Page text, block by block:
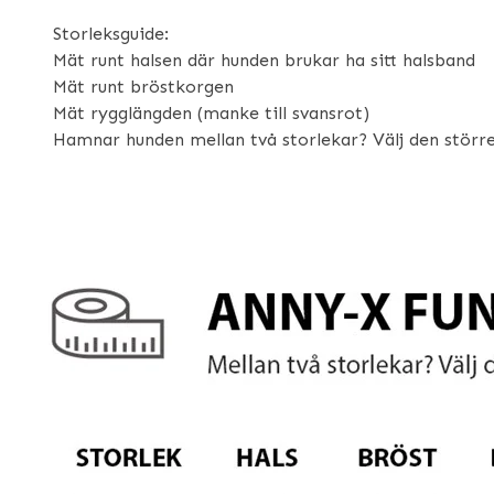
Storleksguide:
Mät runt halsen där hunden brukar ha sitt halsband
Mät runt bröstkorgen
Mät rygglängden (manke till svansrot)
Hamnar hunden mellan två storlekar? Välj den